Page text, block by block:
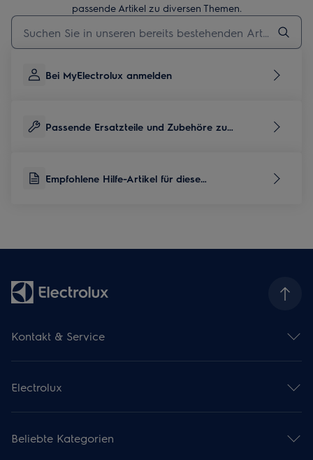
passende Artikel zu diversen Themen.
Geben Sie den Suchbegriff für Support-Artikel ein
Bei MyElectrolux anmelden
Passende Ersatzteile und Zubehöre zu
Empfohlene Hilfe-Artikel für diese
Kontakt & Service
Serviceübersicht
Reparaturservice
Garantieverlängerung
Pflegeservice
Electrolux
Kataloge & Broschüren
Über uns
Beliebte Kategorien